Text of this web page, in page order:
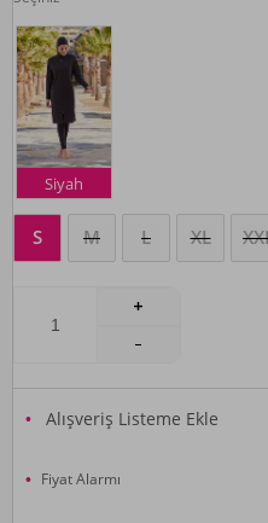
Siyah
S M L XL
Alışveriş Listeme Ekle
Fiyat Alarmı